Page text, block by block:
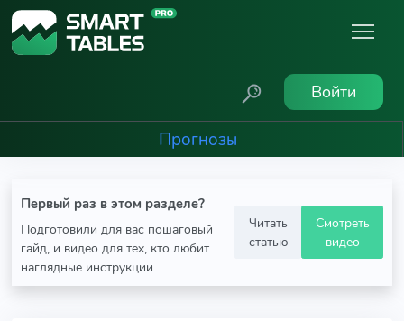
Войти
Прогнозы
Первый раз в этом разделе?
Подготовили для вас пошаговый
гайд, и видео для тех, кто любит
наглядные инструкции
Читать
статью
Смотреть
видео